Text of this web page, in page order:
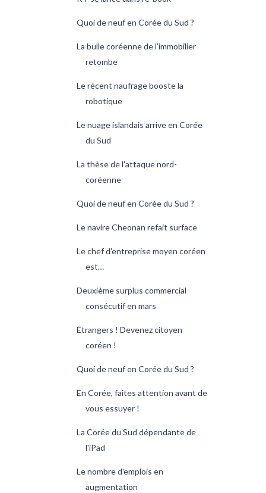
Quoi de neuf en Corée du Sud ?
La bulle coréenne de l’immobilier
retombe
Le récent naufrage booste la
robotique
Le nuage islandais arrive en Corée
du Sud
La thèse de l'attaque nord-
coréenne
Quoi de neuf en Corée du Sud ?
Le navire Cheonan refait surface
Le chef d'entreprise moyen coréen
est…
Deuxième surplus commercial
consécutif en mars
Étrangers ! Devenez citoyen
coréen !
Quoi de neuf en Corée du Sud ?
En Corée, faites attention avant de
vous essuyer !
La Corée du Sud dépendante de
l'iPad
Le nombre d'emplois en
augmentation